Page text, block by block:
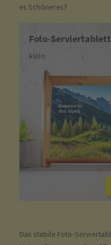
es Schöneres?
Foto-Serviertablett
klein
Das stabile Foto-